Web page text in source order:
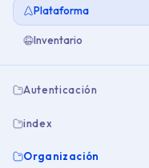
Plataforma
Inventario
Autenticación
index
Organización